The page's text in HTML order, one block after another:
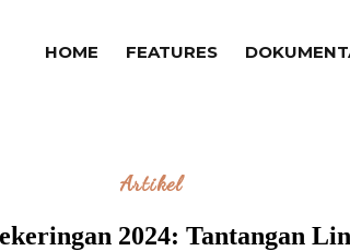
HOME FEATURES
Artikel
2024: Tantangan